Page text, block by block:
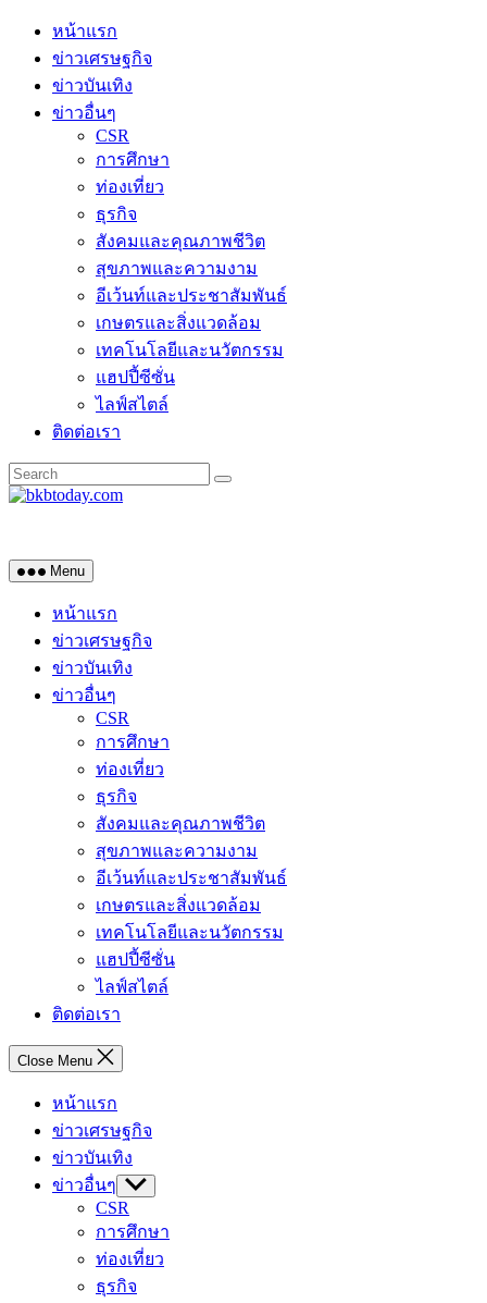
Skip
content
หน้าแรก
ข่าวเศรษฐกิจ
ข่าวบันเทิง
ข่าวอื่นๆ
CSR
การศึกษา
ท่องเที่ยว
ธุรกิจ
สังคมและคุณภาพชีวิต
สุขภาพและความงาม
อีเว้นท์และประชาสัมพันธ์
เกษตรและสิ่งแวดล้อม
เทคโนโลยีและนวัตกรรม
แฮปปี้ซีซั่น
ไลฟ์สไตล์
ติดต่อเรา
Menu
หน้าแรก
ข่าวเศรษฐกิจ
ข่าวบันเทิง
ข่าวอื่นๆ
CSR
การศึกษา
ท่องเที่ยว
ธุรกิจ
สังคมและคุณภาพชีวิต
สุขภาพและความงาม
อีเว้นท์และประชาสัมพันธ์
เกษตรและสิ่งแวดล้อม
เทคโนโลยีและนวัตกรรม
แฮปปี้ซีซั่น
ไลฟ์สไตล์
ติดต่อเรา
Close Menu
หน้าแรก
ข่าวเศรษฐกิจ
ข่าวบันเทิง
ข่าวอื่นๆ Show
sub
menu
CSR
การศึกษา
ท่องเที่ยว
ธุรกิจ